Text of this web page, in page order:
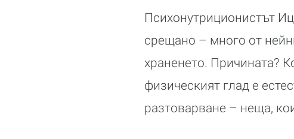
Психонутриционистът
срещано – много от
храненето. Причината?
физическият глад е
разтоварване – неща,